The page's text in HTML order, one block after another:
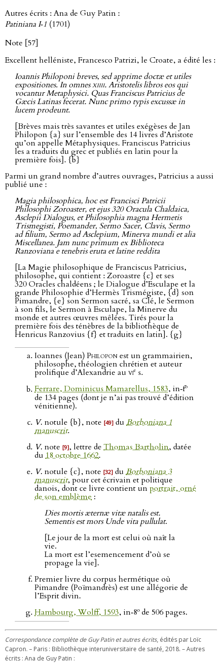
Autres écrits : Ana de Guy Patin :
Patiniana I‑1 (1701)
Note [57]
Excellent helléniste, Francesco Patrizi, le Croate, a édité les :
Ioannis Philoponi breves, sed apprime doctæ et utiles
expositiones. In omnesxiiii. Aristotelis libros eos qui
vocantur Metaphysici. Quas Franciscus Patricius de
Gæcis Latinas fecerat. Nunc primo typis excussæ in
lucem prodeunt.
[Brèves mais très savantes et utiles exégèses de Jan
Philopon {a} sur l’ensemble des 14 livres d’Aristote
qu’on appelle Métaphysiques. Franciscus Patricius
les a traduits du grec et publiés en latin pour la
première fois]. {b}
Parmi un grand nombre d’autres ouvrages, Patricius a aussi
publié une :
Magia philosophica, hoc est Francisci Patricii
Philosophi Zoroaster, et ejus 320 Oracula Chaldaica,
Asclepii Dialogus, et Philosophia magna Hermetis
Trismegisti, Poemander, Sermo Sacer, Clavis, Sermo
ad filium, Sermo ad Asclepium, Minerva mundi et alia
Miscellanea. Jam nunc primum ex Biblioteca
Ranzoviana e tenebris eruta et latine reddita
[La Magie philosophique de Franciscus Patricius,
philosophe, qui contient : Zoroastre {c} et ses
320 Oracles chaldéens ; le Dialogue d’Esculape et la
grande Philosophie d’Hermès Trismégiste, {d} son
Pimandre, {e} son Sermon sacré, sa Clé, le Sermon
à son fils, le Sermon à Esculape, la Minerve du
monde et autres œuvres mêlées. Tirés pour la
première fois des ténèbres de la bibliothèque de
Henricus Ranzovius {f} et traduits en latin]. {g}
Ioannes (Jean) Philoponest un grammairien,
philosophe, théologien chrétien et auteur
prolifique d’Alexandrie au vie s.
Ferrare, Dominicus Mamarellus, 1583, in‑fo
de 134 pages (dont je n’ai pas trouvé d’édition
vénitienne).
V. notule {b}, note [49] du Borboniana 1
manuscrit.
V. note [9], lettre de Thomas Bartholin, datée
du 18 octobre 1662.
V. notule {c}, note [32] du Borboniana 3
manuscrit, pour cet écrivain et politique
danois, dont ce livre contient unportrait, orné
de son emblème :
Dies mortis æternæ vitæ natalis est.
Sementis est mors Unde vita pullulat.
[Le jour de la mort est celui où naît la
vie.
La mort est l’esemencement d’où se
propage la vie].
Premier livre du corpus hermétique où
Pimandre (Poïmandrès) est une allégorie de
l’Esprit divin.
Hambourg, Wolff, 1593, in‑8o de 506 pages.
Correspondance complète de Guy Patin et autres écrits, édités par Loïc
Capron. – Paris : Bibliothèque interuniversitaire de santé, 2018. – Autres
écrits : Ana de Guy Patin :